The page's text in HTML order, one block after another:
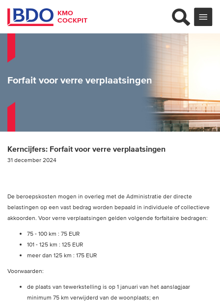
KMO
COCKPIT
Forfait voor verre verplaatsingen
Kerncijfers: Forfait voor verre verplaatsingen
31 december 2024
De beroepskosten mogen in overleg met de Administratie der directe
belastingen op een vast bedrag worden bepaald in individuele of collectieve
akkoorden. Voor verre verplaatsingen gelden volgende forfaitaire bedragen:
75 - 100 km : 75 EUR
101 - 125 km : 125 EUR
meer dan 125 km : 175 EUR
Voorwaarden:
de plaats van tewerkstelling is op 1 januari van het aanslagjaar
minimum 75 km verwijderd van de woonplaats; en